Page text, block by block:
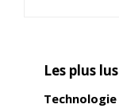
Les plus lus
Technologie